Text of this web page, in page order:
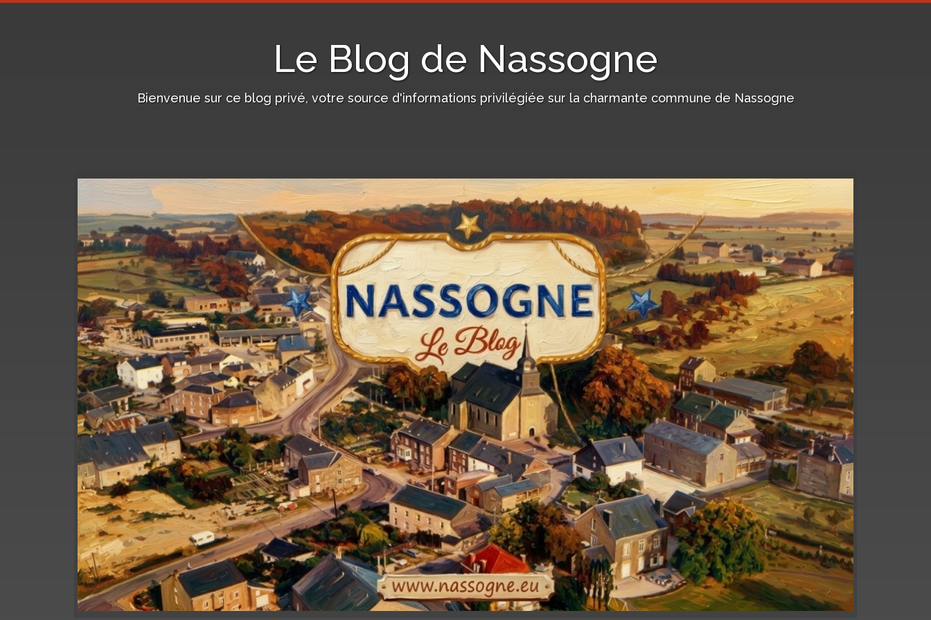
Le Blog de Nassogne
Bienvenue sur ce blog privé, votre source d'informations privilégiée sur la charmante commune de Nassogne